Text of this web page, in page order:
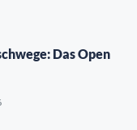
Das Open